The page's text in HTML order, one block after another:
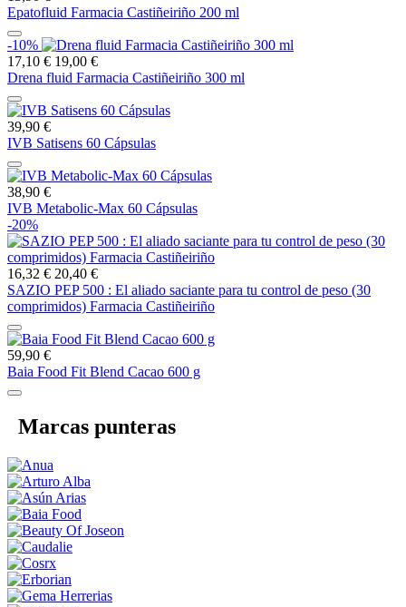
Epatofluid Farmacia Castiñeiriño 200 ml
-10%
17,10 € 19,00 €
Drena fluid Farmacia Castiñeiriño 300 ml
39,90 €
IVB Satisens 60 Cápsulas
38,90 €
IVB Metabolic-Max 60 Cápsulas
-20%
16,32 € 20,40 €
SAZIO PEP 500 : El aliado saciante para tu control de peso (30
comprimidos) Farmacia Castiñeiriño
59,90 €
Baia Food Fit Blend Cacao 600 g
Marcas punteras